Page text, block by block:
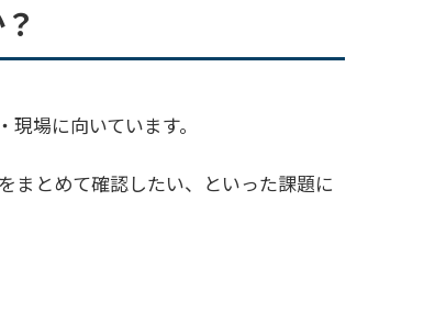
場に向いています。
まとめて確認したい、といった課題に